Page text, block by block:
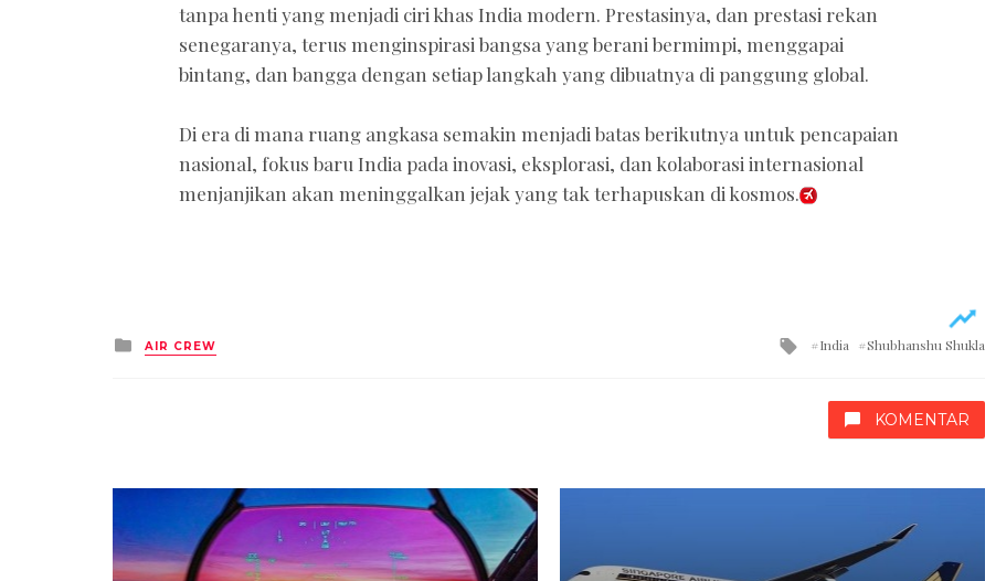
tanpa henti yang menjadi ciri khas India modern. Prestasinya, dan prestasi rekan
senegaranya, terus menginspirasi bangsa yang berani bermimpi, menggapai
bintang, dan bangga dengan setiap langkah yang dibuatnya di panggung global.
Di era di mana ruang angkasa semakin menjadi batas berikutnya untuk pencapaian
nasional, fokus baru India pada inovasi, eksplorasi, dan kolaborasi internasional
menjanjikan akan meninggalkan jejak yang tak terhapuskan di kosmos.
Posted
in
AIR CREW Tagged
India Shubhanshu Shukla
KOMENTAR